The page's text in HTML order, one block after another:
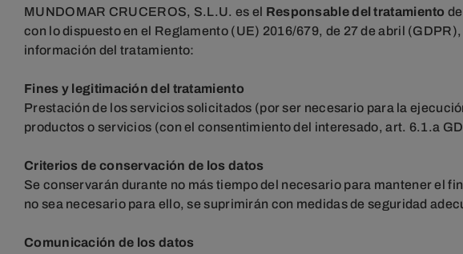
MUNDOMAR CRUCEROS, S.L.U. es el Responsable del tratamiento
con lo dispuesto en el Reglamento (UE) 2016/679, de 27 de abril
información del tratamiento:
Fines y legitimación del tratamiento
Prestación de los servicios solicitados (por ser necesario para la
productos o servicios (con el consentimiento del interesado, art. 6.1.a
Criterios de conservación de los datos
Se conservarán durante no más tiempo del necesario para mantener el
no sea necesario para ello, se suprimirán con medidas de seguridad
Comunicación de los datos